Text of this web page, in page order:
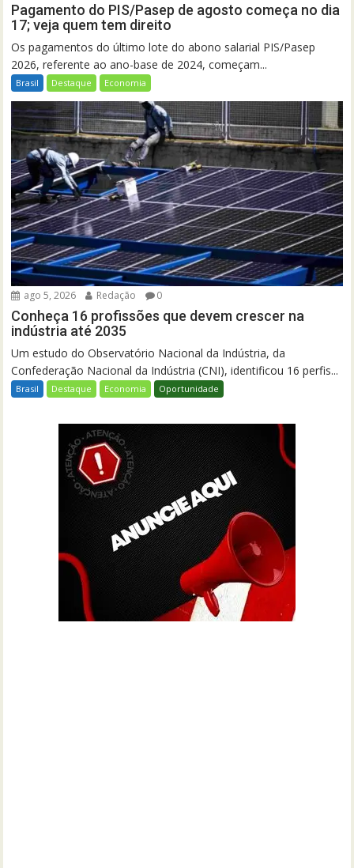
Pagamento do PIS/Pasep de agosto começa no dia
17; veja quem tem direito
Os pagamentos do último lote do abono salarial PIS/Pasep
2026, referente ao ano-base de 2024, começam...
Brasil Destaque Economia
ago 5, 2026 Redação 0
Conheça 16 profissões que devem crescer na
indústria até 2035
Um estudo do Observatório Nacional da Indústria, da
Confederação Nacional da Indústria (CNI), identificou 16 perfis...
Brasil Destaque Economia Oportunidade